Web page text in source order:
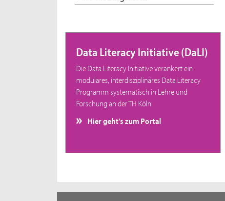
Data Literacy Initiative (DaLI)
Die Data Literacy Initiative verankert ein
modulares, interdisziplinäres Data Literacy
Programm systematisch in Lehre und
Forschung an der TH Köln.
Hier geht's zum Portal